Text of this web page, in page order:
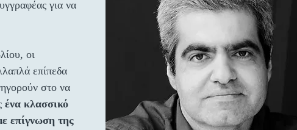
για να
οι
επίπεδα
στο να
ένα κλασσικό
επίγνωση της